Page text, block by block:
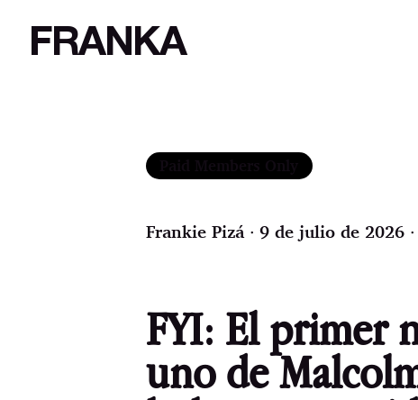
FRANKA
Frankie Pizá ∙ 9 de julio de 2026
FYI: El primer
uno de